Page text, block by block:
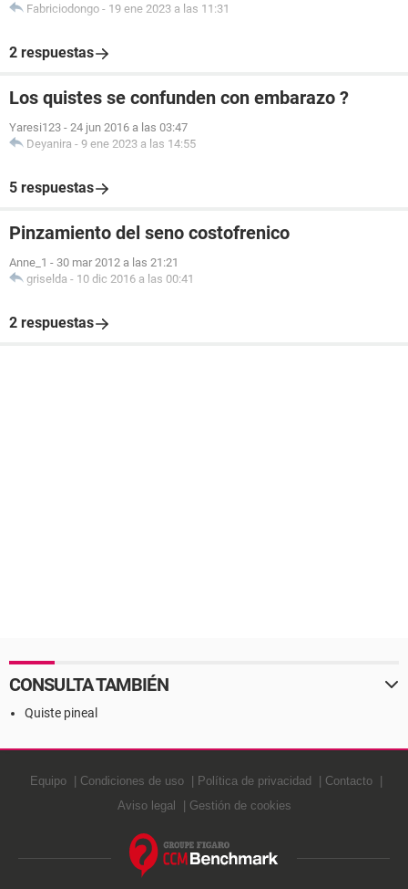
Fabriciodongo - 19 ene 2023 a las 11:31
2 respuestas
Los quistes se confunden con embarazo ?
Yaresi123 - 24 jun 2016 a las 03:47
Deyanira - 9 ene 2023 a las 14:55
5 respuestas
Pinzamiento del seno costofrenico
Anne_1 - 30 mar 2012 a las 21:21
griselda - 10 dic 2016 a las 00:41
2 respuestas
CONSULTA TAMBIÉN
Quiste pineal
Equipo Condiciones de uso Política de privacidad
Contacto
Aviso legal
Gestión de cookies